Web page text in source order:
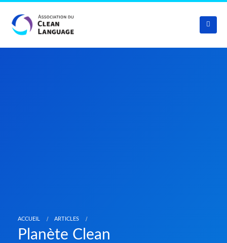
ACCUEIL ARTICLES
Planète Clean